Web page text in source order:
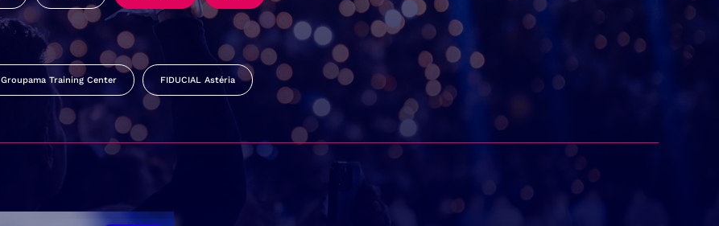
Groupama Training Center FIDUCIAL Astéria